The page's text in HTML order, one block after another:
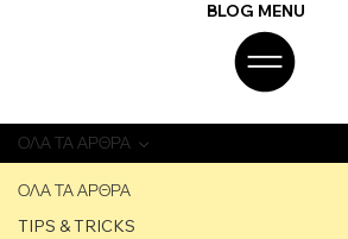
BLOG MENU
ΟΛΑ ΤΑ ΑΡΘΡΑ
TIPS & TRICKS
ΟΛΑ ΤΑ ΑΡΘΡΑ